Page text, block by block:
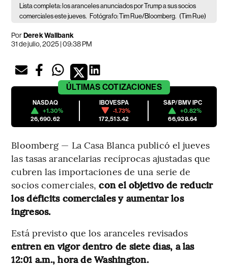
Lista completa: los aranceles anunciados por Trump a sus socios
comerciales este jueves. Fotógrafo: Tim Rue/Bloomberg. (Tim Rue)
PorDerek Wallbank
31 de julio, 2025 | 09:38 PM
ÚLTIMAS COTIZACIONES
NASDAQ
+1.30%
26,690.62
IBOVESPA
-1.73%
172,513.42
S&P/BMV IPC
+0.82%
66,938.64
Bloomberg — La Casa Blanca publicó el jueves
las tasas arancelarias recíprocas ajustadas que
cubren las importaciones de una serie de
socios comerciales,con el objetivo de reducir
los déficits comerciales y aumentar los
ingresos.
Está previsto que los aranceles revisados
entren en vigor dentro de siete días, a las
12:01 a.m., hora de Washington.